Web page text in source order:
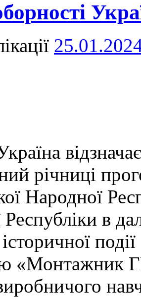
річниці
Народної
в
«Монтажник